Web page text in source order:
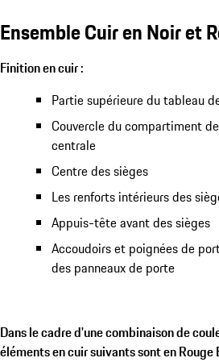
Ensemble Cuir en Noir et
Finition en cuir :
Partie supérieure du tableau
Couvercle du compartiment
centrale
Centre des sièges
Les renforts intérieurs des
Appuis-tête avant des sièges
Accoudoirs et poignées de
des panneaux de porte
Dans le cadre d'une combinaison de
éléments en cuir suivants sont en Rouge